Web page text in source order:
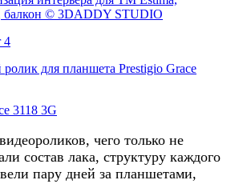
4
3118 3G
чего только не
состав лака, структуру каждого
пару дней за планшетами,